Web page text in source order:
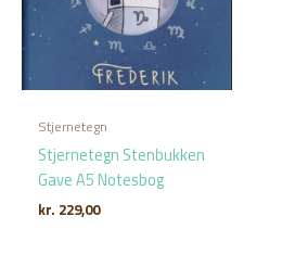
Stjernetegn
Stjernetegn Stenbukken
Gave A5 Notesbog
kr. 229,00